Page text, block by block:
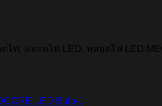
ฟ, หลอดไฟ LED, หลอดไฟ LED